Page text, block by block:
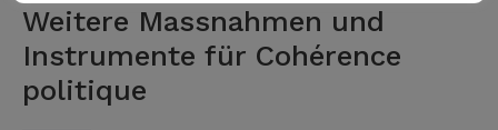
Weitere Massnahmen und
Instrumente für Cohérence
politique